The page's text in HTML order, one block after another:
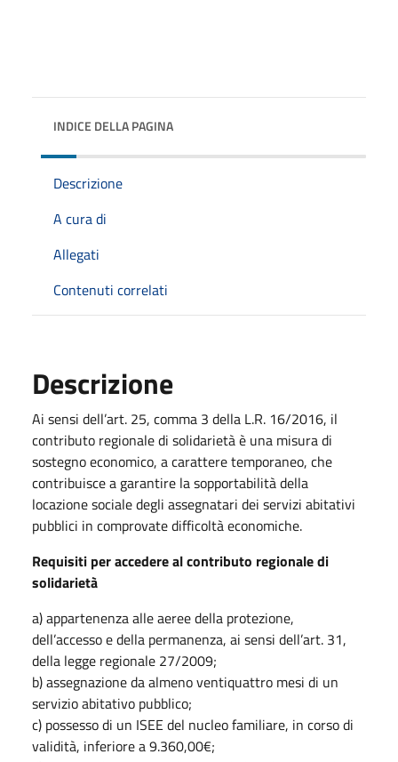
INDICE DELLA PAGINA
Descrizione
A cura di
Allegati
Contenuti correlati
Descrizione
Ai sensi dell’art. 25, comma 3 della L.R. 16/2016, il
contributo regionale di solidarietà è una misura di
sostegno economico, a carattere temporaneo, che
contribuisce a garantire la sopportabilità della
locazione sociale degli assegnatari dei servizi abitativi
pubblici in comprovate difficoltà economiche.
Requisiti per accedere al contributo regionale di
solidarietà
a) appartenenza alle aeree della protezione,
dell’accesso e della permanenza, ai sensi dell’art. 31,
della legge regionale 27/2009;
b) assegnazione da almeno ventiquattro mesi di un
servizio abitativo pubblico;
c) possesso di un ISEE del nucleo familiare, in corso di
validità, inferiore a 9.360,00€;